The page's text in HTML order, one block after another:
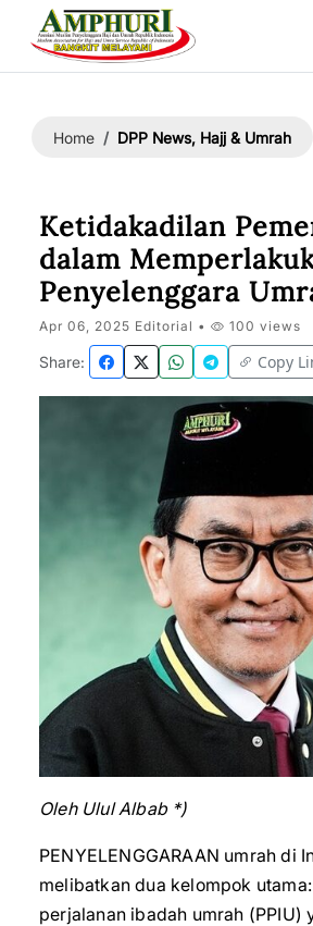
Home DPP News, Hajj & Umrah
Ketidakadilan
dalam
Penyelenggara
Apr 06, 2025 Editorial • 100 views
Share: Copy
Oleh Ulul Albab *)
PENYELENGGARAAN umrah di
melibatkan dua kelompok
perjalanan ibadah umrah (PPIU)